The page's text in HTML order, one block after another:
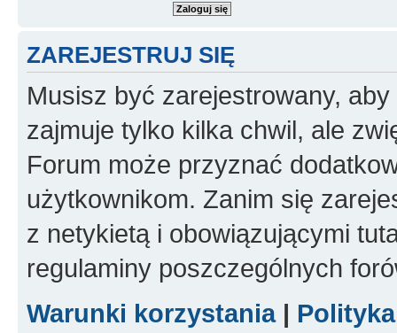
ZAREJESTRUJ SIĘ
Musisz być zarejestrowany,
zajmuje tylko kilka chwil, ale
Forum może przyznać
użytkownikom. Zanim się
z netykietą i obowiązującymi
regulaminy poszczególnych
Warunki korzystania|